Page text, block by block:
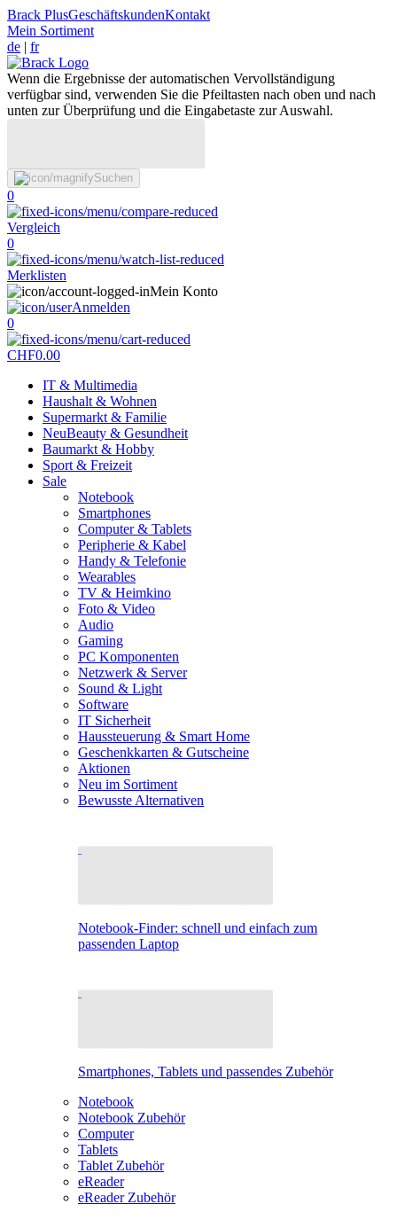
Brack PlusGeschäftskundenKontakt
Mein Sortiment
de | fr
Wenn die Ergebnisse der automatischen Vervollständigung
verfügbar sind, verwenden Sie die Pfeiltasten nach oben und nach
unten zur Überprüfung und die Eingabetaste zur Auswahl.
Suchen
0
Vergleich
0
Merklisten
Mein Konto
Anmelden
0
CHF0.00
IT & Multimedia
Haushalt & Wohnen
Supermarkt & Familie
NeuBeauty & Gesundheit
Baumarkt & Hobby
Sport & Freizeit
Sale
Notebook
Smartphones
Computer & Tablets
Peripherie & Kabel
Handy & Telefonie
Wearables
TV & Heimkino
Foto & Video
Audio
Gaming
PC Komponenten
Netzwerk & Server
Sound & Light
Software
IT Sicherheit
Haussteuerung & Smart Home
Geschenkkarten & Gutscheine
Aktionen
Neu im Sortiment
Bewusste Alternativen
Notebook-Finder: schnell und einfach zum
passenden Laptop
Smartphones, Tablets und passendes Zubehör
Notebook
Notebook Zubehör
Computer
Tablets
Tablet Zubehör
eReader
eReader Zubehör